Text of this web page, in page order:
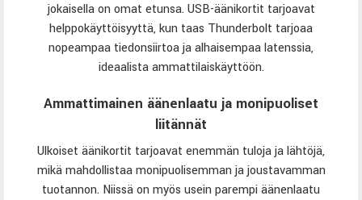
jokaisella on omat etunsa. USB-äänikortit tarjoavat
helppokäyttöisyyttä, kun taas Thunderbolt tarjoaa
nopeampaa tiedonsiirtoa ja alhaisempaa latenssia,
ideaalista ammattilaiskäyttöön.
Ammattimainen äänenlaatu ja monipuoliset
liitännät
Ulkoiset äänikortit tarjoavat enemmän tuloja ja lähtöjä,
mikä mahdollistaa monipuolisemman ja joustavamman
tuotannon. Niissä on myös usein parempi äänenlaatu